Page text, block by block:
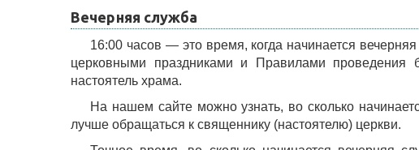
Вечерняя служба
16:00 часов — это время, когда начинается
церковными праздниками и Правилами проведения
настоятель храма.
На нашем сайте можно узнать, во сколько
лучше обращаться к священнику (настоятелю) церкви.